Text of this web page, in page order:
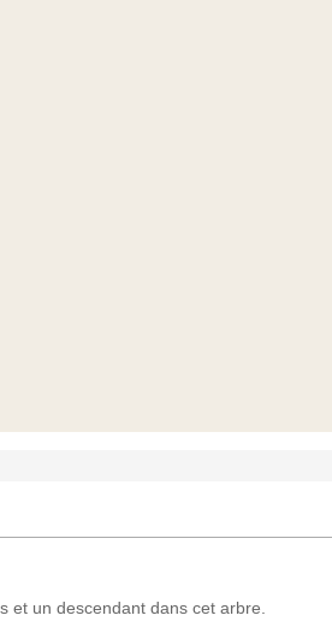
et un descendant dans cet arbre.